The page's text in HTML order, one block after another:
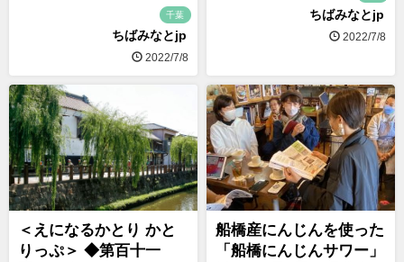
千葉
ちばみなとjp
2022/7/8
ちばみなとjp
2022/7/8
＜えになるかとり かと
りっぷ＞ ◆第百十一
船橋産にんじんを使った
「船橋にんじんサワー」